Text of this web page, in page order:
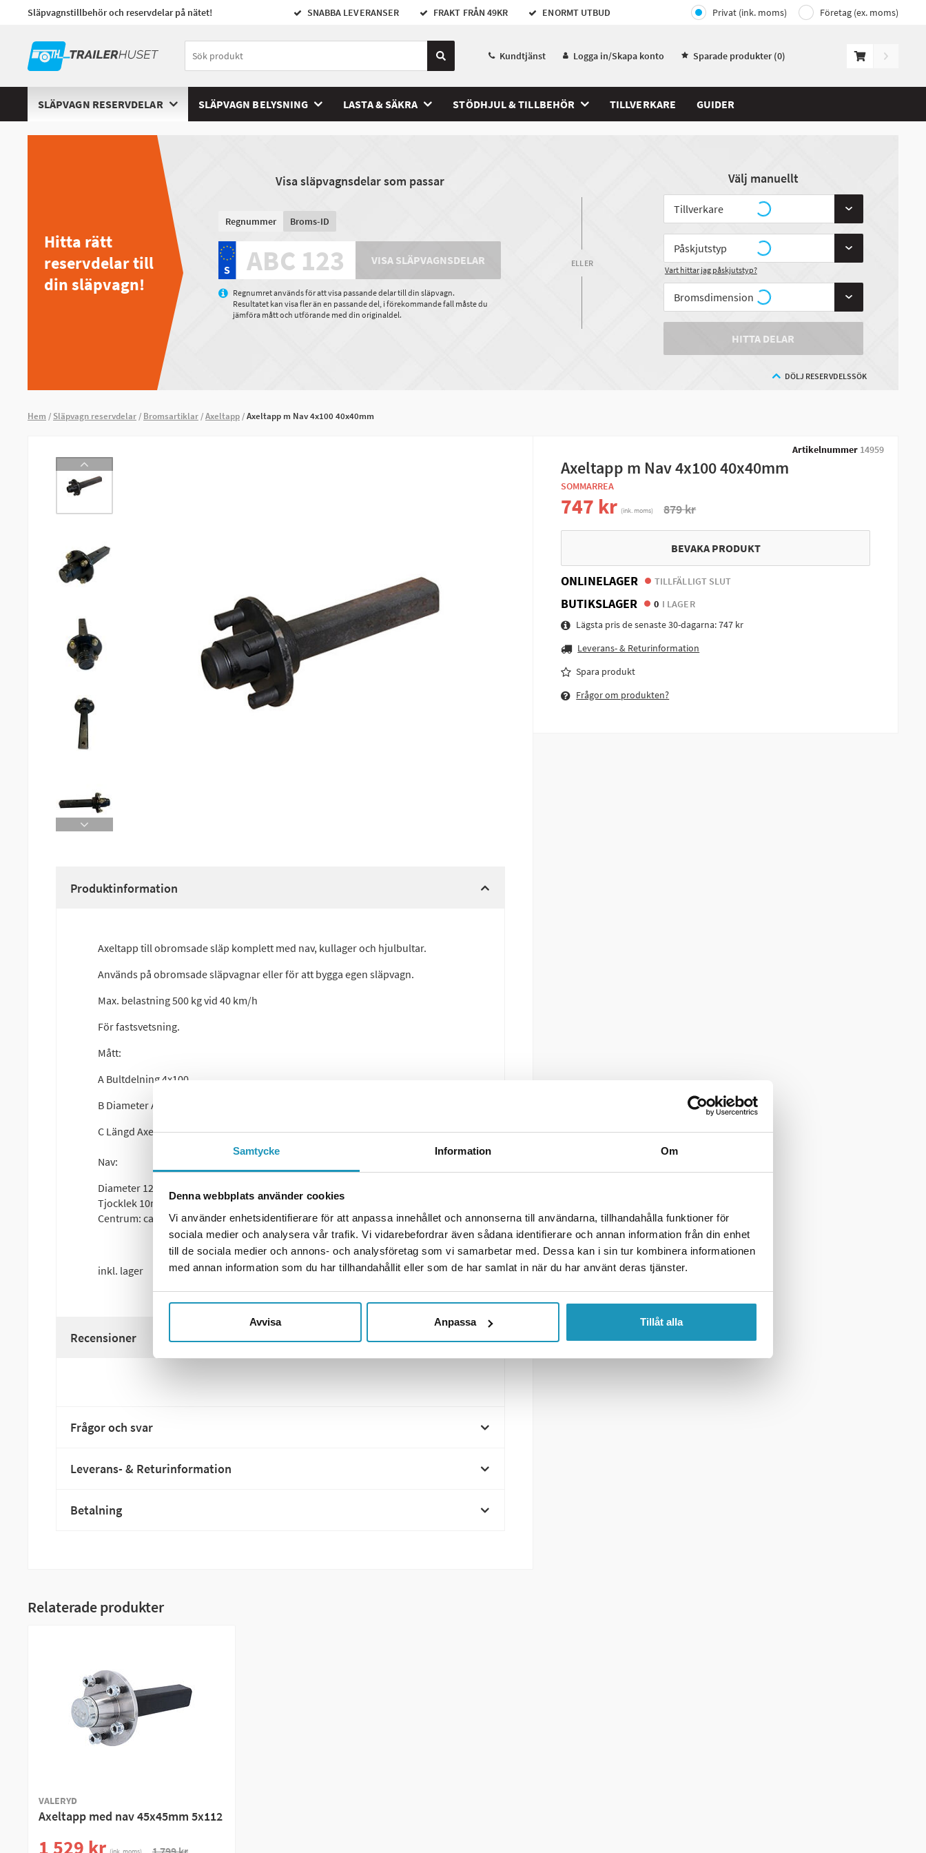
Samtycke Information Om
Denna webbplats använder cookies
Vi använder enhetsidentifierare för att anpassa innehållet och annonserna till användarna, tillhandahålla funktioner för
sociala medier och analysera vår trafik. Vi vidarebefordrar även sådana identifierare och annan information från din enhet
till de sociala medier och annons- och analysföretag som vi samarbetar med. Dessa kan i sin tur kombinera informationen
med annan information som du har tillhandahållit eller som de har samlat in när du har använt deras tjänster.
Avvisa Anpassa Tillåt alla
Släpvagnstillbehör och reservdelar på nätet! SNABBA LEVERANSER FRAKT FRÅN 49KR ENORMT UTBUD Privat (ink. moms) Företag (ex. moms)
Kundtjänst Logga in/Skapa konto Sparade produkter (0)
SLÄPVAGN RESERVDELAR SLÄPVAGN BELYSNING LASTA & SÄKRA STÖDHJUL & TILLBEHÖR TILLVERKARE GUIDER
Hitta rätt
reservdelar till
din släpvagn!
Visa släpvagnsdelar som passar
Regnummer Broms-ID
VISA SLÄPVAGNSDELAR
Regnumret används för att visa passande delar till din släpvagn.
Resultatet kan visa fler än en passande del, i förekommande fall måste du
jämföra mått och utförande med din originaldel.
ELLER
Välj manuellt
Vart hittar jag påskjutstyp?
HITTA DELAR
DÖLJ RESERVDELSSÖK
Hem Släpvagn reservdelar Bromsartiklar Axeltapp Axeltapp m Nav 4x100 40x40mm
Artikelnummer 14959
Axeltapp m Nav 4x100 40x40mm
SOMMARREA
747 kr (ink. moms) 879 kr
BEVAKA PRODUKT
ONLINELAGER TILLFÄLLIGT SLUT
BUTIKSLAGER 0 I LAGER
Lägsta pris de senaste 30-dagarna:747 kr
Leverans- & Returinformation
Spara produkt
Frågor om produkten?
Produktinformation
Axeltapp till obromsade släp komplett med nav, kullager och hjulbultar.
Används på obromsade släpvagnar eller för att bygga egen släpvagn.
Max. belastning 500 kg vid 40 km/h
För fastsvetsning.
Mått:
A Bultdelning 4x100
B Diameter Axel 40x40mm
C Längd Axel 215mm
Nav:
Diameter 125mm
Tjocklek 10mm
Centrum: ca 57mm
inkl. lager
Recensioner
Frågor och svar
Leverans- & Returinformation
Betalning
Relaterade produkter
VALERYD
Axeltapp med nav 45x45mm 5x112
1 529 kr